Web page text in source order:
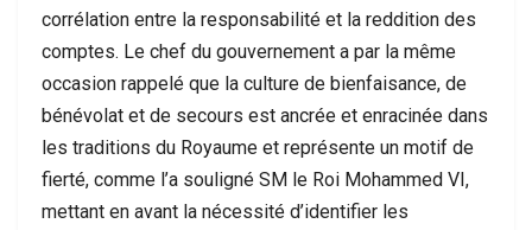
corrélation entre la responsabilité et la reddition des
comptes. Le chef du gouvernement a par la même
occasion rappelé que la culture de bienfaisance, de
bénévolat et de secours est ancrée et enracinée dans
les traditions du Royaume et représente un motif de
fierté, comme l’a souligné SM le Roi Mohammed VI,
mettant en avant la nécessité d’identifier les